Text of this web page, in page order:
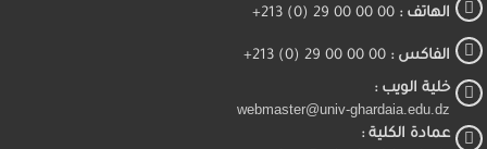
الهاتف : 00 00 00 29 (0) 213+
الفاكس : 00 00 00 29 (0) 213+
خلية الويب :
webmaster@univ-ghardaia.edu.dz
عمادة الكلية :